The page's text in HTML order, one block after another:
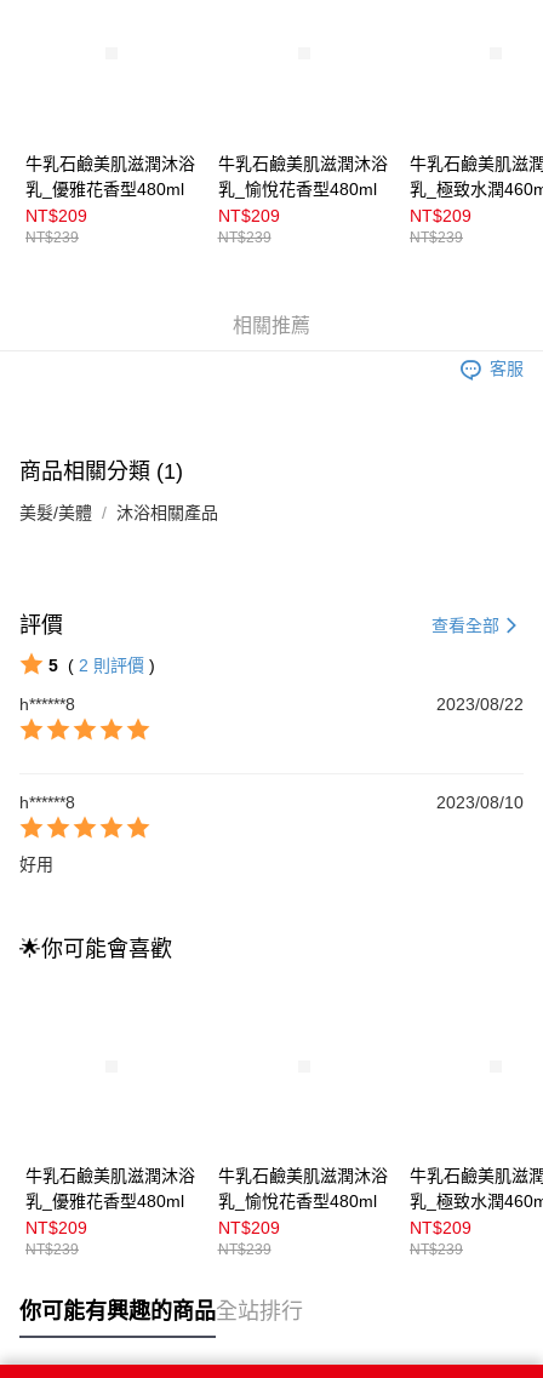
3.完整用戶服務條款，請詳閱以下連結：https://oppay.tw/userRule
付款後門市自取
每筆NT$100，滿NT$399(含以上)免運費
牛乳石鹼美肌滋潤沐浴
乳_優雅花香型480ml
NT$209
NT$239
牛乳石鹼美肌滋潤沐浴
乳_愉悅花香型480ml
NT$209
NT$239
牛乳石鹼美肌滋
乳_極致水潤
NT$209
NT$239
相關推薦
客服
商品相關分類 (1)
美髮/美體 沐浴相關產品
評價 查看全部
5 ( 2 則評價 )
h******8
2023/08/22
h******8 2023/08/10
好用
🌟你可能會喜歡
牛乳石鹼美肌滋潤沐浴
乳_優雅花香型480ml
NT$209
NT$239
牛乳石鹼美肌滋潤沐浴
乳_愉悅花香型480ml
NT$209
NT$239
牛乳石鹼美肌滋
乳_極致水潤
NT$209
NT$239
你可能有興趣的商品全站排行